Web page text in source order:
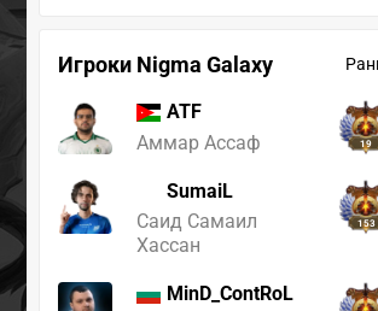
Игроки Nigma Galaxy
ATF
Аммар Ассаф
19
SumaiL
Саид Самаил
Хассан
153
MinD_ContRoL